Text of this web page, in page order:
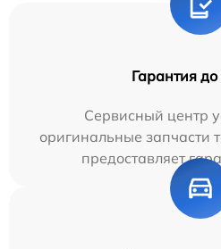
Гарантия до
Сервисный центр
оригинальные запчасти
предоставляет